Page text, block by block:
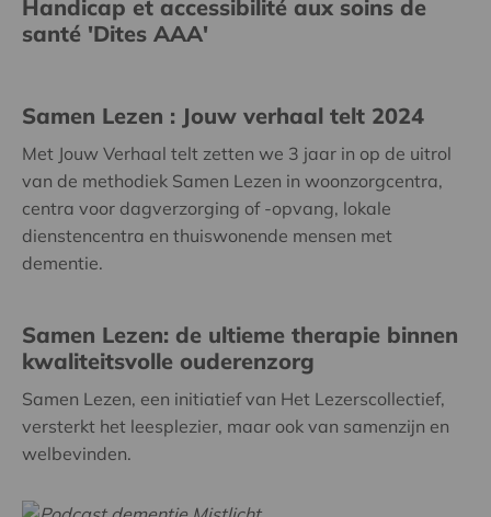
Handicap et accessibilité aux soins de
santé 'Dites AAA'
Samen Lezen : Jouw verhaal telt 2024
Met Jouw Verhaal telt zetten we 3 jaar in op de uitrol
van de methodiek Samen Lezen in woonzorgcentra,
centra voor dagverzorging of -opvang, lokale
dienstencentra en thuiswonende mensen met
dementie.
Samen Lezen: de ultieme therapie binnen
kwaliteitsvolle ouderenzorg
Samen Lezen, een initiatief van Het Lezerscollectief,
versterkt het leesplezier, maar ook van samenzijn en
welbevinden.